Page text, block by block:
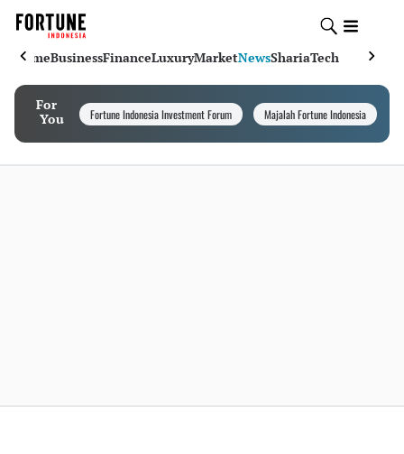
HomeBusinessFinanceLuxuryMarketNewsShariaTech
For
You
Fortune Indonesia Investment Forum Majalah Fortune Indonesia